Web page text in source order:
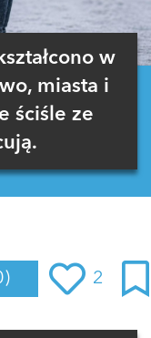
w
miasta i
ściśle ze
2